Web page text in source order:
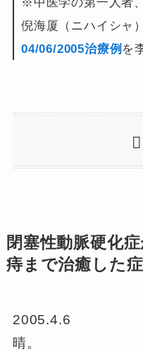
倪海厦（ニハイシャ
04/06/2005治療例 を
閉塞性動脈硬化
痔まで治癒した症
2005.4.6
晴。